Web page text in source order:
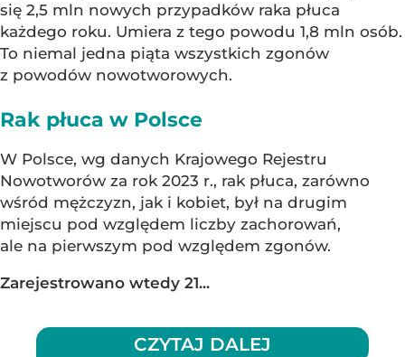
się 2,5 mln nowych przypadków raka płuca
każdego roku. Umiera z tego powodu 1,8 mln osób.
To niemal jedna piąta wszystkich zgonów
z powodów nowotworowych.
Rak płuca w Polsce
W Polsce, wg danych Krajowego Rejestru
Nowotworów za rok 2023 r., rak płuca, zarówno
wśród mężczyzn, jak i kobiet, był na drugim
miejscu pod względem liczby zachorowań,
ale na pierwszym pod względem zgonów.
Zarejestrowano wtedy 21...
CZYTAJ DALEJ